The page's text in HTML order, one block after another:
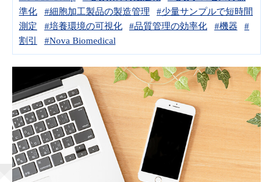
準化
#細胞加工製品の製造管理
#少量サンプルで短時間
測定
#培養環境の可視化 #品質管理の効率化 #機器
#
割引
#Nova Biomedical